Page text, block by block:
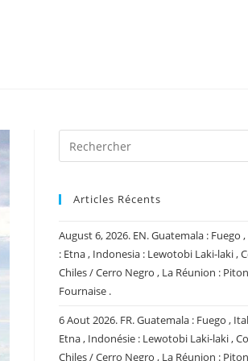
Articles Récents
August 6, 2026. EN. Guatemala : Fuego
: Etna , Indonesia : Lewotobi Laki-laki ,
Chiles / Cerro Negro , La Réunion :
Fournaise .
6 Aout 2026. FR. Guatemala : Fuego ,
Etna , Indonésie : Lewotobi Laki-laki ,
Chiles / Cerro Negro , La Réunion :